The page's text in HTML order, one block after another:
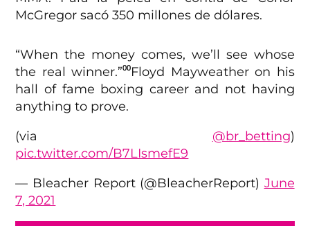
McGregor sacó 350 millones de dólares.
“When the money comes, we’ll see whose
the real winner.”⁰⁰Floyd Mayweather on his
hall of fame boxing career and not having
anything to prove.
(via @br_betting)
pic.twitter.com/B7LIsmefE9
— Bleacher Report (@BleacherReport) June
7, 2021